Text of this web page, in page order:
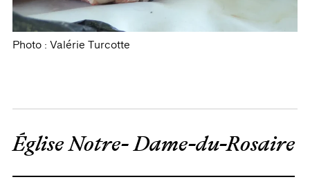
Photo : Valérie Turcotte
Église Notre- Dame-du-Rosaire